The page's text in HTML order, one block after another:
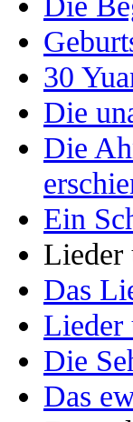
30
Die
Die
Ein
Lieder
Das
Lieder
Die
Das